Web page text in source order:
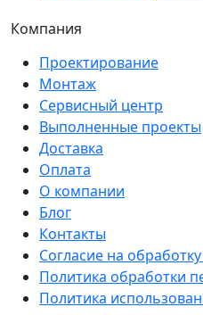
Компания
Проектирование
Монтаж
Сервисный центр
Выполненные проекты
Доставка
Оплата
О компании
Блог
Контакты
Согласие на
Политика обработки
Политика